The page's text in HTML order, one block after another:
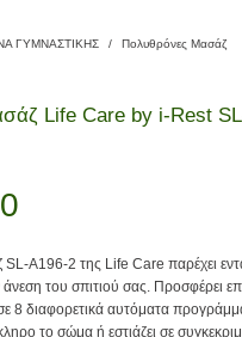
ΓΥΜΝΑΣΤΙΚΗΣ / Πολυθρόνες Μασάζ
Life Care by i-Rest
A196-2 της Life Care παρέχει
του σπιτιού σας. Προσφέρει
8 διαφορετικά αυτόματα
το σώμα ή εστιάζει σε